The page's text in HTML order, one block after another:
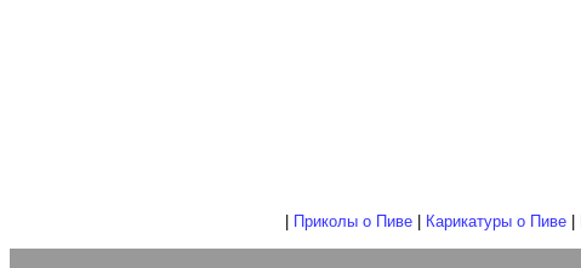
Приколы о Пиве| Карикатуры о Пиве|